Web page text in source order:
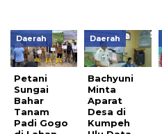
Daerah
Petani
Sungai
Bahar
Tanam
Padi Gogo
Daerah
Bachyuni
Minta
Aparat
Desa di
Kumpeh